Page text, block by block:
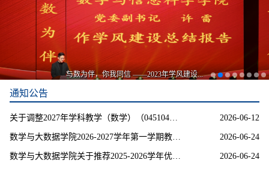
与数为伴，你我同信 ——2023年学风建设...
通知公告
2026-06-12
关于调整2027年学科教学（数学）（045104）专业考试科目的公告
2026-06-24
数学与大数据学院2026-2027学年第一学期教材选用情况公示
2026-06-24
数学与大数据学院关于推荐2025-2026学年优秀实习学生的公示